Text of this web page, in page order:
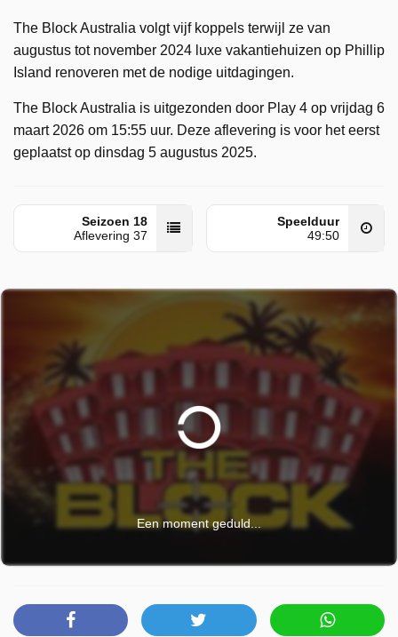
The Block Australia volgt vijf koppels terwijl ze van
augustus tot november 2024 luxe vakantiehuizen op Phillip
Island renoveren met de nodige uitdagingen.
The Block Australia is uitgezonden door Play 4 op vrijdag 6
maart 2026 om 15:55 uur. Deze aflevering is voor het eerst
geplaatst op dinsdag 5 augustus 2025.
Seizoen 18
Aflevering 37
Speelduur
49:50
Een moment geduld...